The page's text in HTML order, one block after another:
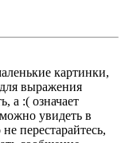
картинки,
выражения
а :( означает
увидеть в
перестарайтесь,